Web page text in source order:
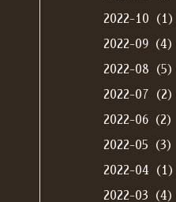
2022-10（1）
2022-09（4）
2022-08（5）
2022-07（2）
2022-06（2）
2022-05（3）
2022-04（1）
2022-03（4）